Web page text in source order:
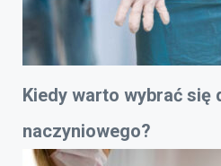
Kiedy warto wybrać się
naczyniowego?